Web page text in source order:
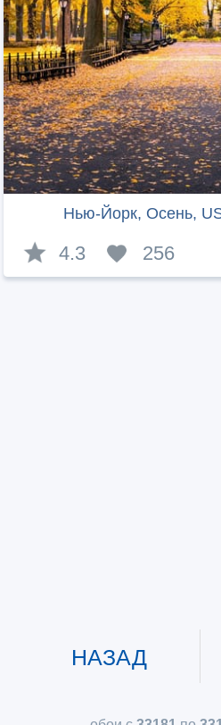
Нью-Йорк, Осень,
4.3 256
НАЗАД